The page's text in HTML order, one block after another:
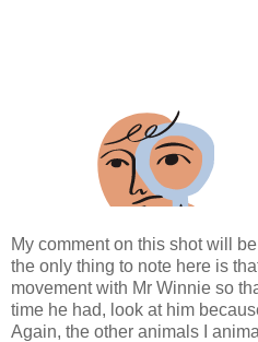
My comment on this shot will
the only thing to note here is
movement with Mr Winnie so
time he had, look at him
Again, the other animals I